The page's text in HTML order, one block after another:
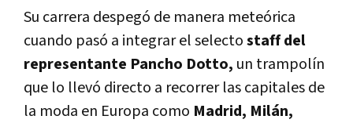
Su carrera despegó de manera meteórica
cuando pasó a integrar el selectostaff del
representante Pancho Dotto, un trampolín
que lo llevó directo a recorrer las capitales de
la moda en Europa como Madrid, Milán,